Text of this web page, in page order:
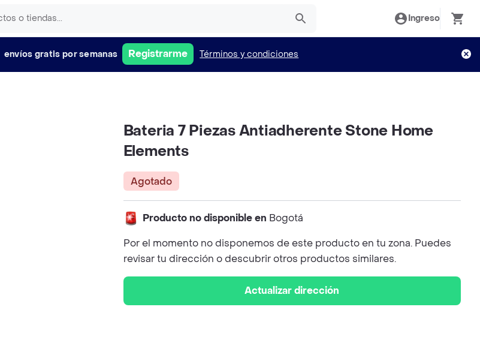
Ingreso
envíos gratis por semanas Registrarme Términos y condiciones
Bateria 7 Piezas Antiadherente Stone Home
Elements
Agotado
Producto no disponible en Bogotá
Por el momento no disponemos de este producto en tu zona. Puedes
revisar tu dirección o descubrir otros productos similares.
Actualizar dirección